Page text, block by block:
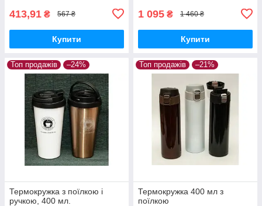
413,91 ₴ 567 ₴
Купити
1 095 ₴ 1 460 ₴
Купити
Топ продажів –24%
Термокружка з поїлкою і
ручкою, 400 мл.
Топ продажів –21%
Термокружка 400 мл з
поїлкою